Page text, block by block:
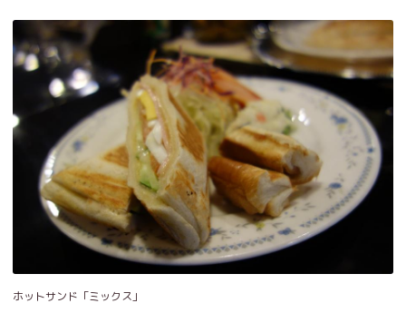
ホットサンド「ミックス」